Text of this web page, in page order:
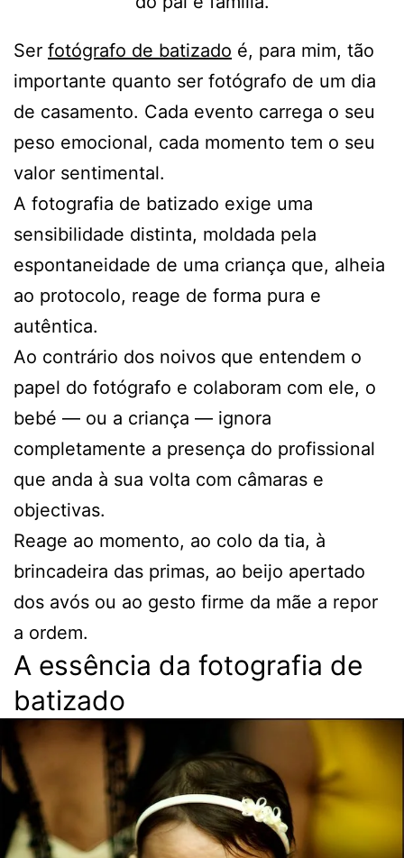
Ser fotógrafo de batizado é, para mim, tão
importante quanto ser fotógrafo de um dia
de casamento. Cada evento carrega o seu
peso emocional, cada momento tem o seu
valor sentimental.
A fotografia de batizado exige uma
sensibilidade distinta, moldada pela
espontaneidade de uma criança que, alheia
ao protocolo, reage de forma pura e
autêntica.
Ao contrário dos noivos que entendem o
papel do fotógrafo e colaboram com ele, o
bebé — ou a criança — ignora
completamente a presença do profissional
que anda à sua volta com câmaras e
objectivas.
Reage ao momento, ao colo da tia, à
brincadeira das primas, ao beijo apertado
dos avós ou ao gesto firme da mãe a repor
a ordem.
A essência da fotografia de
batizado